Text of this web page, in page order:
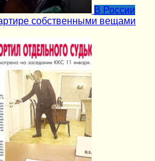
В России
собственными вещами